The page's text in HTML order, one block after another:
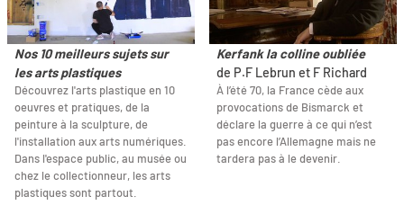
Nos 10 meilleurs sujets sur
les arts plastiques
Découvrez l'arts plastique en 10
oeuvres et pratiques, de la
peinture à la sculpture, de
l'installation aux arts numériques.
Dans l'espace public, au musée ou
chez le collectionneur, les arts
plastiques sont partout.
Kerfank la colline oubliée
de P.F Lebrun et F Richard
À l’été 70, la France cède aux
provocations de Bismarck et
déclare la guerre à ce qui n’est
pas encore l’Allemagne mais ne
tardera pas à le devenir.